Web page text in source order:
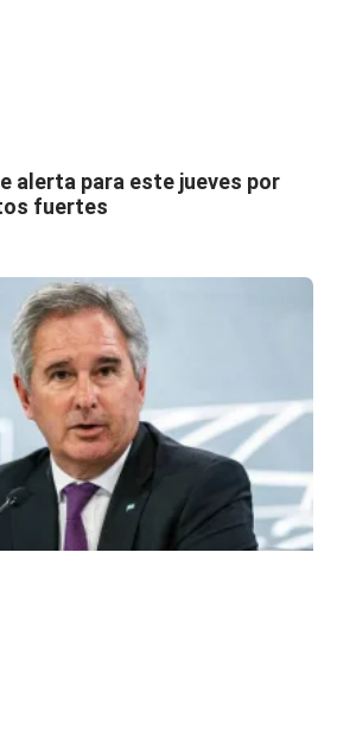
alerta para este jueves por
fuertes